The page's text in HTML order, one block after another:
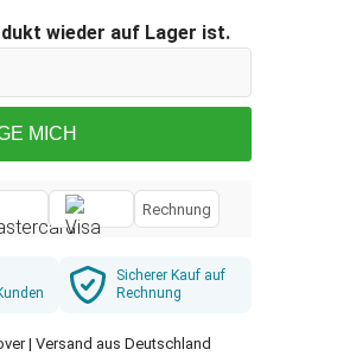
wieder auf Lager ist.
MICH
Rechnung
Sicherer Kauf auf
Rechnung
| Versand aus Deutschland